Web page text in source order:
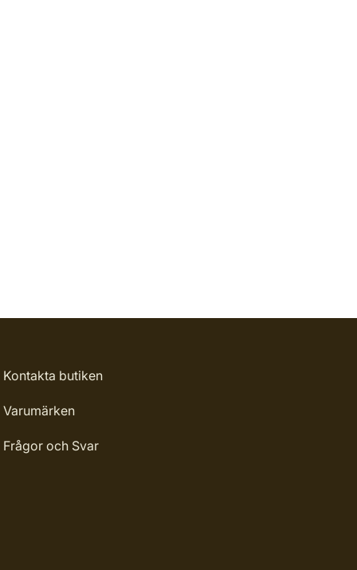
Kontakta butiken
Varumärken
Frågor och Svar